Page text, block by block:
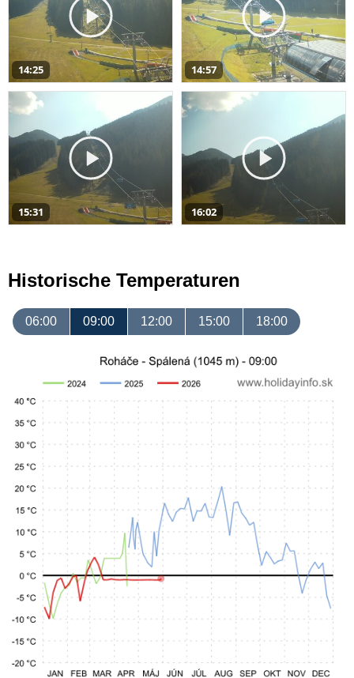
14:25 14:57
15:31 16:02
Historische Temperaturen
06:00 09:00 12:00 15:00 18:00